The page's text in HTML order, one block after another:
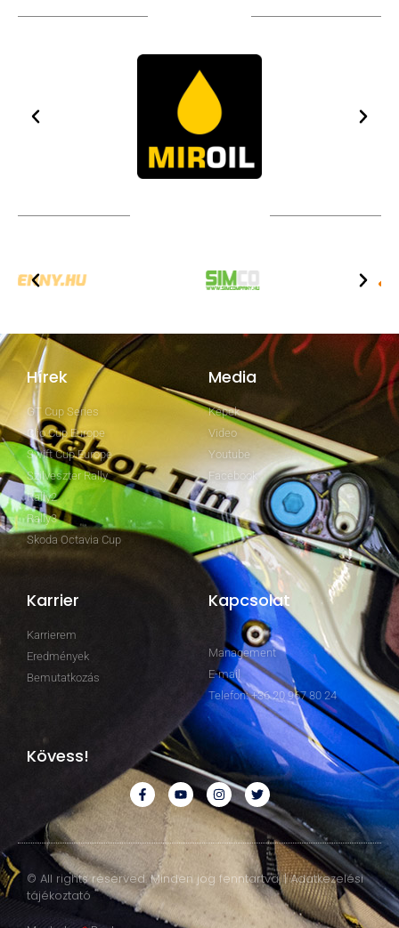
Hírek
GT Cup Series
Clio Cup Europe
Swift Cup Europe
Szilveszter Rally
Rally2
Rally3
Skoda Octavia Cup
Media
Képek
Video
Youtube
Facebook
Karrier
Karrierem
Eredmények
Bemutatkozás
Kapcsolat
Management
E-mail
Telefon: +36 20 967 80 24
Kövess!
© All rights reserved. Minden jog fenntartva. | Adatkezelési
tájékoztató